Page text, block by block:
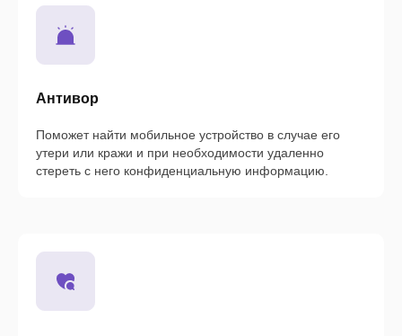
Антивор
Поможет найти мобильное устройство в случае его
утери или кражи и при необходимости удаленно
стереть с него конфиденциальную информацию.